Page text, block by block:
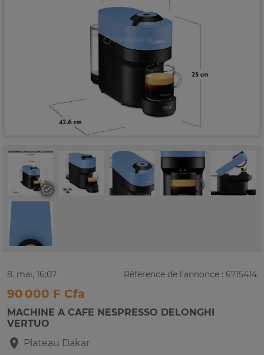
8. mai, 16:07 Référence de l'annonce : 6715414
90 000 F Cfa
MACHINE A CAFE NESPRESSO DELONGHI
VERTUO
Plateau Dakar